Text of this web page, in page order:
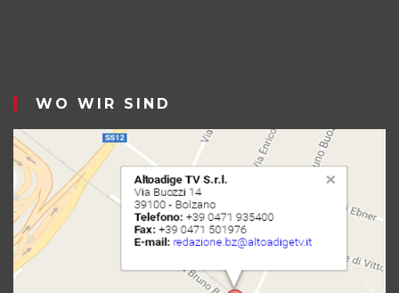
WO WIR SIND